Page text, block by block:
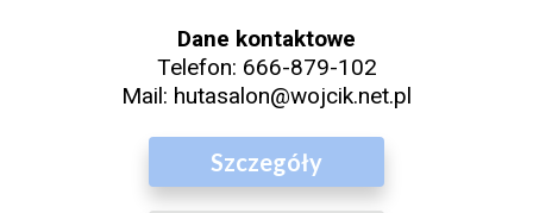
Szczegóły
Dane kontaktowe
Telefon: 666-879-102
Mail: hutasalon@wojcik.net.pl